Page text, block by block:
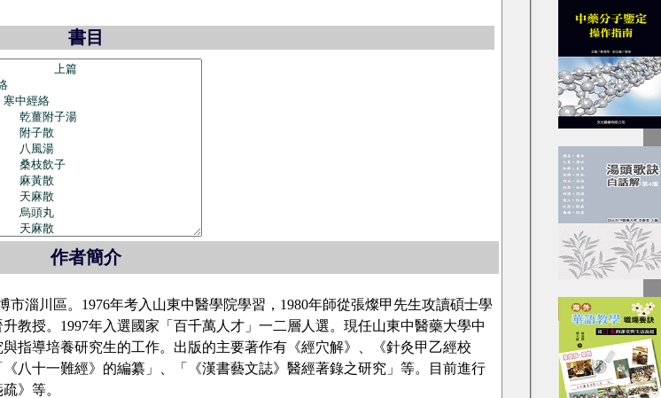
書目
作者簡介
淄川區。1976年考入山東中醫學院學習，1980年師從張燦甲先生攻讀碩士學
教授。1997年入選國家「百千萬人才」一二層人選。現任山東中醫藥大學中
指導培養研究生的工作。出版的主要著作有《經穴解》、《針灸甲乙經校
八十一難經》的編纂」、「《漢書藝文誌》醫經著錄之研究」等。目前進行
》等。